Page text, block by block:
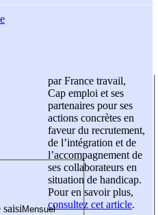
par France travail,
Cap emploi et ses
partenaires pour ses
actions concrètes en
faveur du recrutement,
de l’intégration et de
l’accompagnement de
ses collaborateurs en
situation de handicap.
Pour en savoir plus,
consultez cet article.